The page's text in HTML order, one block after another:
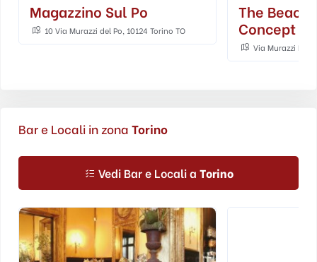
Magazzino Sul Po
10 Via Murazzi del Po, 10124 Torino TO
The Beach
Concept
Via Murazzi Del
Bar e Locali in zona Torino
Vedi Bar e Locali a Torino